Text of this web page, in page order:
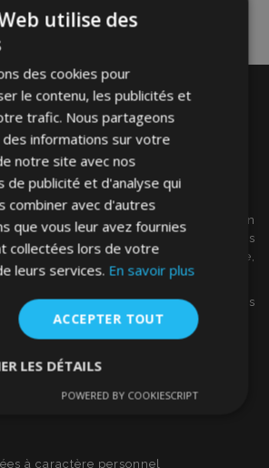
détaillant européen et fournisseur en
tels que:. les enjoliveurs, les
housses de siège, tapis de voiture,
et cadres ...
par dropshipping ou voulez-vous
VTVAuto
à caractère personnel
utilise des
des cookies pour
le contenu, les publicités et
trafic. Nous partageons
informations sur votre
notre site avec nos
de publicité et d'analyse qui
combiner avec d'autres
que vous leur avez fournies
collectées lors de votre
leurs services. En savoir plus
ACCEPTER TOUT
LES DÉTAILS
Performance Ciblage
POWERED BY COOKIESCRIPT